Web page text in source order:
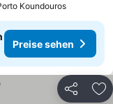
Koundouros
Preise sehen
Teilen